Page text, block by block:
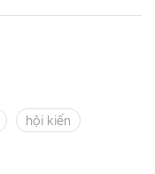
hội kiến